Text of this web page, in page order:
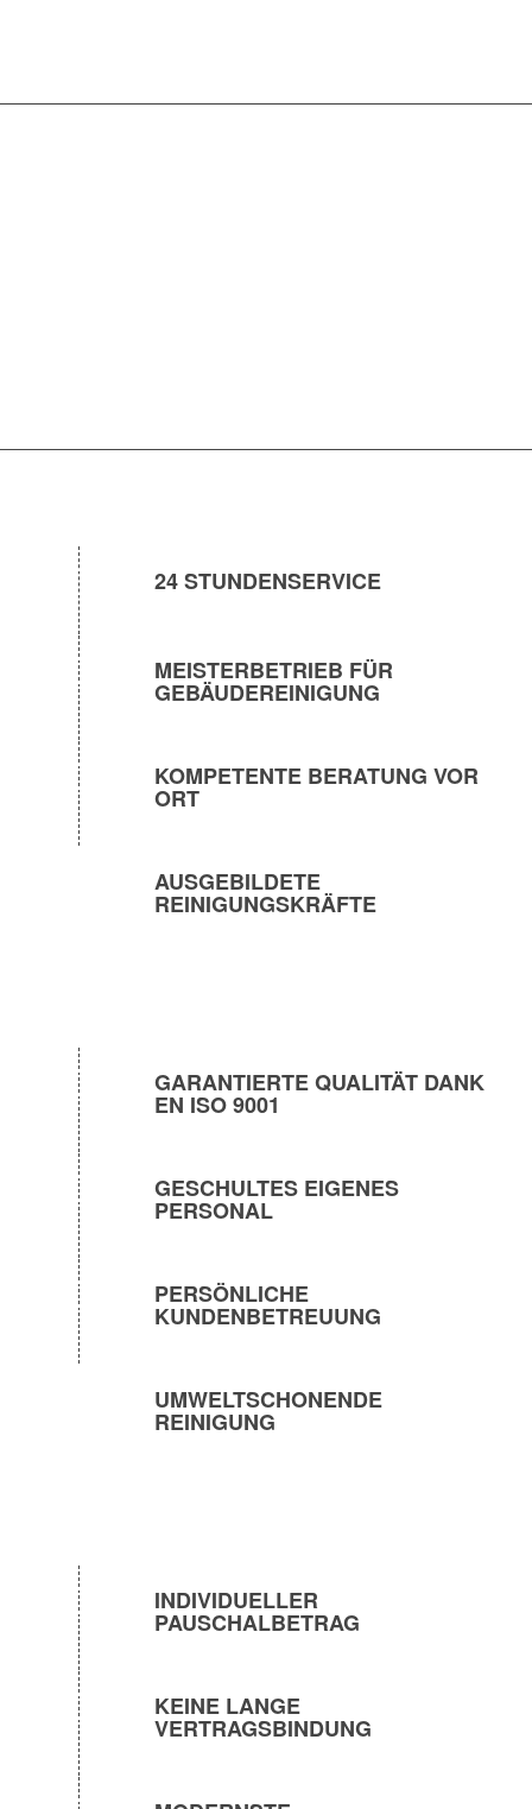
24 STUNDENSERVICE
MEISTERBETRIEB FÜR
GEBÄUDEREINIGUNG
KOMPETENTE BERATUNG VOR
ORT
AUSGEBILDETE
REINIGUNGSKRÄFTE
GARANTIERTE QUALITÄT DANK
EN ISO 9001
GESCHULTES EIGENES
PERSONAL
PERSÖNLICHE
KUNDENBETREUUNG
UMWELTSCHONENDE
REINIGUNG
INDIVIDUELLER
PAUSCHALBETRAG
KEINE LANGE
VERTRAGSBINDUNG